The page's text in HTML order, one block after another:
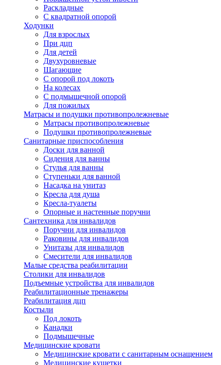
Раскладные
С квадратной опорой
Ходунки
Для взрослых
При дцп
Для детей
Двухуровневые
Шагающие
С опорой под локоть
На колесах
С подмышечной опорой
Для пожилых
Матрасы и подушки противопролежневые
Матрасы противопролежневые
Подушки противопролежневые
Санитарные приспособления
Доски для ванной
Сидения для ванны
Стулья для ванны
Ступеньки для ванной
Насадка на унитаз
Кресла для душа
Кресла-туалеты
Опорные и настенные поручни
Сантехника для инвалидов
Поручни для инвалидов
Раковины для инвалидов
Унитазы для инвалидов
Смесители для инвалидов
Малые средства реабилитации
Столики для инвалидов
Подъемные устройства для инвалидов
Реабилитационные тренажеры
Реабилитация дцп
Костыли
Под локоть
Канадки
Подмышечные
Медицинские кровати
Медицинские кровати с санитарным оснащением
Медицинские кушетки